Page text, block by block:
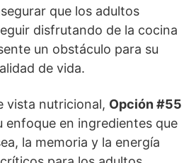
que los adultos
disfrutando de la cocina
un obstáculo para su
de vida.
vista nutricional, Opción #55
enfoque en ingredientes que
la memoria y la energía